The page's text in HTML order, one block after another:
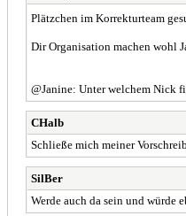
Plätzchen im Korrekturteam
Dir Organisation machen wohl
@Janine: Unter welchem Nick
CHalb
Schließe mich meiner
SilBer
Werde auch da sein und würde